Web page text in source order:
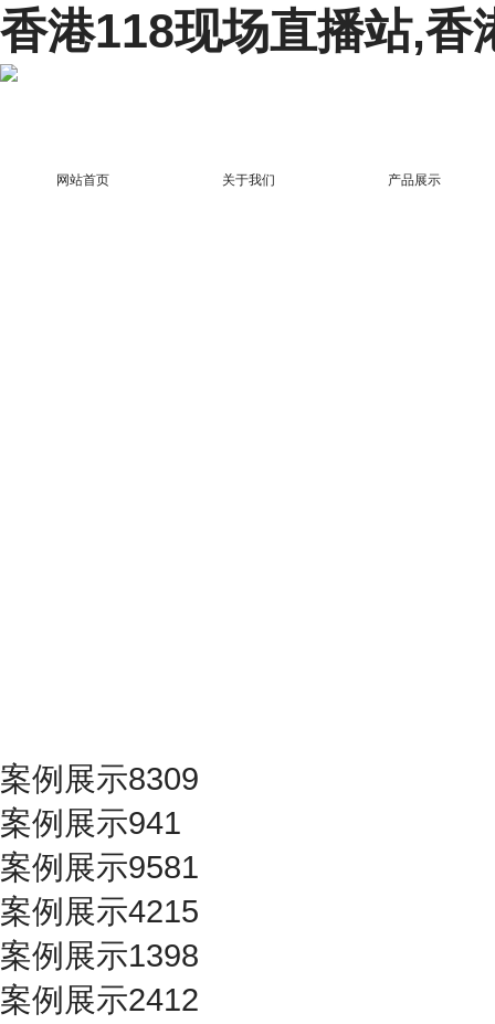
香港118现场直播站,香
网站首页 关于我们 产品展示
案例展示8309
案例展示941
案例展示9581
案例展示4215
案例展示1398
案例展示2412